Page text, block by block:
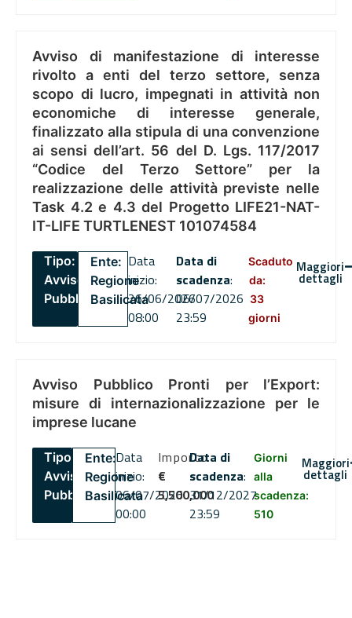
Avviso di manifestazione di interesse
rivolto a enti del terzo settore, senza
scopo di lucro, impegnati in attività non
economiche di interesse generale,
finalizzato alla stipula di una convenzione
ai sensi dell’art. 56 del D. Lgs. 117/2017
“Codice del Terzo Settore” per la
realizzazione delle attività previste nelle
Task 4.2 e 4.3 del Progetto LIFE21-NAT-
IT-LIFE TURTLENEST 101074584
Tipo:
Avviso
Pubblico
Ente:
Regione
Basilicata
Data
inizio:
26/06/2026
08:00
Data di
scadenza:
06/07/2026
23:59
Scaduto
da:
33
giorni
Maggiori
dettagli
Avviso Pubblico Pronti per l’Export:
misure di internazionalizzazione per le
imprese lucane
Tipo:
Avviso
Pubblico
Ente:
Regione
Basilicata
Data
inizio:
06/07/2026
00:00
Importo
€
5,500,000
Data di
scadenza:
31/12/2027
23:59
Giorni
alla
scadenza:
510
Maggiori
dettagli